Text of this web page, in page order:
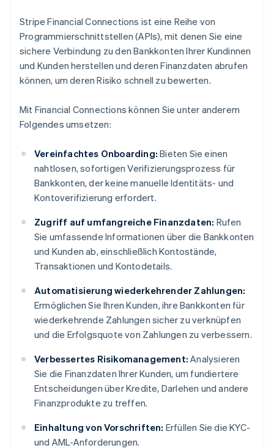
Stripe Financial Connections ist eine Reihe von
Programmierschnittstellen (APIs), mit denen Sie eine
sichere Verbindung zu den Bankkonten Ihrer Kundinnen
und Kunden herstellen und deren Finanzdaten abrufen
können, um deren Risiko schnell zu bewerten.
Mit Financial Connections können Sie unter anderem
Folgendes umsetzen:
Vereinfachtes Onboarding: Bieten Sie einen
nahtlosen, sofortigen Verifizierungsprozess für
Bankkonten, der keine manuelle Identitäts- und
Kontoverifizierung erfordert.
Zugriff auf umfangreiche Finanzdaten: Rufen
Sie umfassende Informationen über die Bankkonten
und Kunden ab, einschließlich Kontostände,
Transaktionen und Kontodetails.
Automatisierung wiederkehrender Zahlungen:
Ermöglichen Sie Ihren Kunden, ihre Bankkonten für
wiederkehrende Zahlungen sicher zu verknüpfen
und die Erfolgsquote von Zahlungen zu verbessern.
Verbessertes Risikomanagement: Analysieren
Sie die Finanzdaten Ihrer Kunden, um fundiertere
Entscheidungen über Kredite, Darlehen und andere
Finanzprodukte zu treffen.
Einhaltung von Vorschriften: Erfüllen Sie die KYC-
und AML-Anforderungen.